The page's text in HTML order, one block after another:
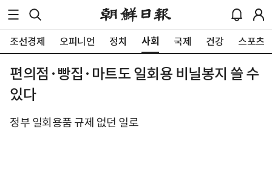
조선경제 오피니언 정치 사회 국제 건강 스포츠
편의점·빵집·마트도 일회용 비닐봉지 쓸 수
있다
정부 일회용품 규제 없던 일로